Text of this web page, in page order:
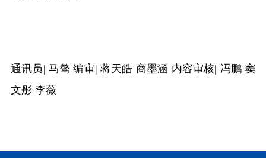
通讯员 | 马骜编审| 蒋天皓 商墨涵 内容审核| 冯鹏 窦
文彤 李薇